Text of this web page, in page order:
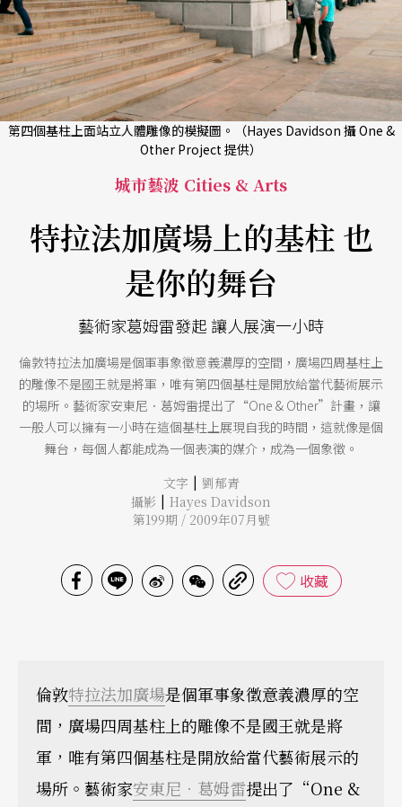
第四個基柱上面站立人體雕像的模擬圖。（Hayes Davidson 攝 One &
Other Project 提供）
城市藝波 Cities & Arts
特拉法加廣場上的基柱 也
是你的舞台
藝術家葛姆雷發起 讓人展演一小時
倫敦特拉法加廣場是個軍事象徵意義濃厚的空間，廣場四周基柱上
的雕像不是國王就是將軍，唯有第四個基柱是開放給當代藝術展示
的場所。藝術家安東尼．葛姆雷提出了“One & Other”計畫，讓
一般人可以擁有一小時在這個基柱上展現自我的時間，這就像是個
舞台，每個人都能成為一個表演的媒介，成為一個象徵。
文字 | 劉郁青
攝影 | Hayes Davidson
第199期 / 2009年07月號
收藏
倫敦特拉法加廣場是個軍事象徵意義濃厚的空
間，廣場四周基柱上的雕像不是國王就是將
軍，唯有第四個基柱是開放給當代藝術展示的
場所。藝術家安東尼．葛姆雷提出了“One &